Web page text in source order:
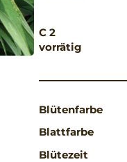
C 2
vorrätig
Blütenfarbe
Blattfarbe
Blütezeit